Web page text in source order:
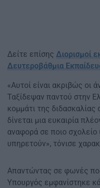
Δείτε επίσης Διορισμοί
Δευτεροβάθμια
«Αυτοί είναι ακριβώς οι
Ταξίδεψαν παντού στην
κομμάτι της
δίνεται μια ευκαιρία
αναφορά σε ποιο
υπηρετούν», τόνισε
Απαντώντας σε φωνές
Υπουργός εμφανίστηκε